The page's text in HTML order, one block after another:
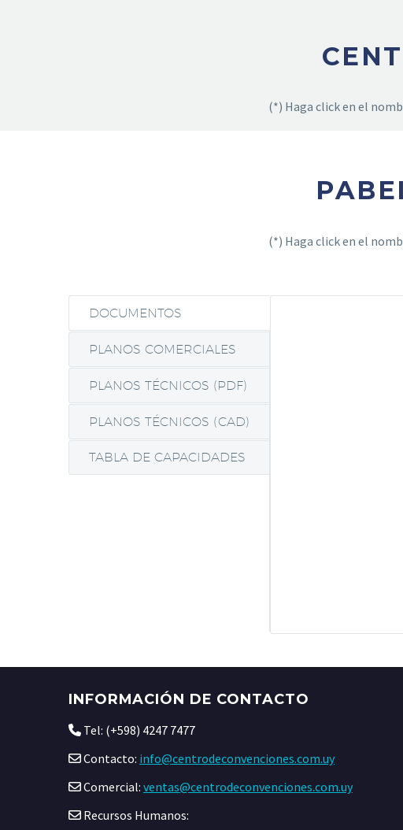
(*) Haga click en el
(*) Haga click en el
DOCUMENTOS
PLANOS COMERCIALES
PLANOS TÉCNICOS (PDF)
PLANOS TÉCNICOS (CAD)
TABLA DE CAPACIDADES
INFORMACIÓN DE CONTACTO
Tel: (+598) 4247 7477
Contacto: info@centrodeconvenciones.com.uy
Comercial: ventas@centrodeconvenciones.com.uy
Recursos Humanos: